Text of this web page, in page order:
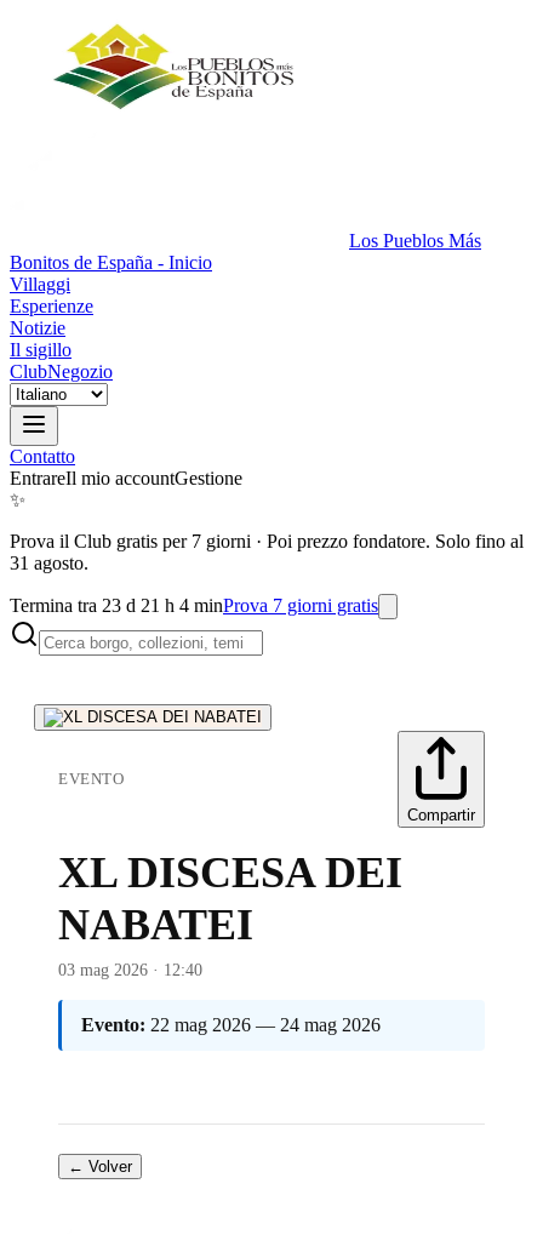
Los Pueblos Más
Bonitos de España - Inicio
Villaggi
Esperienze
Notizie
Il sigillo
ClubNegozio
Contatto
EntrareIl mio accountGestione
✨
Prova il Club gratis per 7 giorni · Poi prezzo fondatore. Solo fino al
31 agosto.
Termina tra 23 d 21 h 4 minProva 7 giorni gratis
EVENTO
Compartir
XL DISCESA DEI
NABATEI
03 mag 2026 · 12:40
Evento: 22 mag 2026 — 24 mag 2026
← Volver